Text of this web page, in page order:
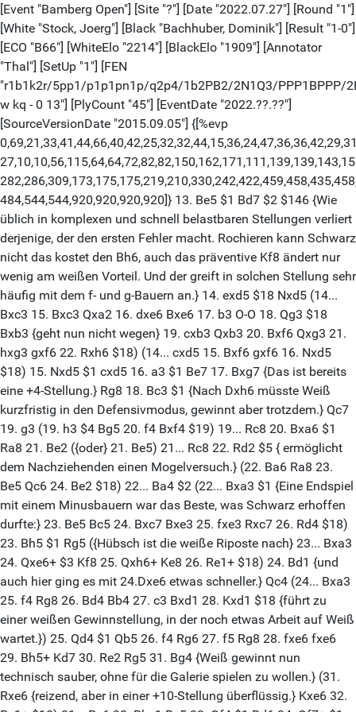
[Event "Bamberg Open"] [Site "?"] [Date "2022.07.27"] [Round "1"]
[White "Stock, Joerg"] [Black "Bachhuber, Dominik"] [Result "1-0"]
[ECO "B66"] [WhiteElo "2214"] [BlackElo "1909"] [Annotator
"Thal"] [SetUp "1"] [FEN
"r1b1k2r/5pp1/p1p1pn1p/q2p4/1b2PB2/2N1Q3/PPP1BPPP/
w kq - 0 13"] [PlyCount "45"] [EventDate "2022.??.??"]
[SourceVersionDate "2015.09.05"] {[%evp
484,544,544,920,920,920,920]} 13. Be5 $1 Bd7 $2 $146 {Wie
üblich in komplexen und schnell belastbaren Stellungen verliert
derjenige, der den ersten Fehler macht. Rochieren kann Schwarz
nicht das kostet den Bh6, auch das präventive Kf8 ändert nur
wenig am weißen Vorteil. Und der greift in solchen Stellung sehr
häufig mit dem f- und g-Bauern an.} 14. exd5 $18 Nxd5 (14...
Bxc3 15. Bxc3 Qxa2 16. dxe6 Bxe6 17. b3 O-O 18. Qg3 $18
Bxb3 {geht nun nicht wegen} 19. cxb3 Qxb3 20. Bxf6 Qxg3 21.
hxg3 gxf6 22. Rxh6 $18) (14... cxd5 15. Bxf6 gxf6 16. Nxd5
$18) 15. Nxd5 $1 cxd5 16. a3 $1 Be7 17. Bxg7 {Das ist bereits
eine +4-Stellung.} Rg8 18. Bc3 $1 {Nach Dxh6 müsste Weiß
kurzfristig in den Defensivmodus, gewinnt aber trotzdem.} Qc7
19. g3 (19. h3 $4 Bg5 20. f4 Bxf4 $19) 19... Rc8 20. Bxa6 $1
Ra8 21. Be2 ({oder} 21. Be5) 21... Rc8 22. Rd2 $5 { ermöglicht
dem Nachziehenden einen Mogelversuch.} (22. Ba6 Ra8 23.
Be5 Qc6 24. Be2 $18) 22... Ba4 $2 (22... Bxa3 $1 {Eine Endspiel
mit einem Minusbauern war das Beste, was Schwarz erhoffen
durfte:} 23. Be5 Bc5 24. Bxc7 Bxe3 25. fxe3 Rxc7 26. Rd4 $18)
23. Bh5 $1 Rg5 ({Hübsch ist die weiße Riposte nach} 23... Bxa3
24. Qxe6+ $3 Kf8 25. Qxh6+ Ke8 26. Re1+ $18) 24. Bd1 {und
auch hier ging es mit 24.Dxe6 etwas schneller.} Qc4 (24... Bxa3
25. f4 Rg8 26. Bd4 Bb4 27. c3 Bxd1 28. Kxd1 $18 {führt zu
einer weißen Gewinnstellung, in der noch etwas Arbeit auf Weiß
wartet.}) 25. Qd4 $1 Qb5 26. f4 Rg6 27. f5 Rg8 28. fxe6 fxe6
29. Bh5+ Kd7 30. Re2 Rg5 31. Bg4 {Weiß gewinnt nun
technisch sauber, ohne für die Galerie spielen zu wollen.} (31.
Rxe6 {reizend, aber in einer +10-Stellung überflüssig.} Kxe6 32.